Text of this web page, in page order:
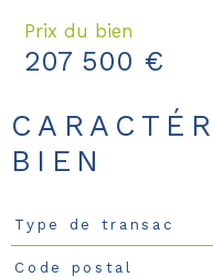
Prix du bien
207 500 €
BIEN
Caractéristiques Valeurs
Type de transac
Code postal